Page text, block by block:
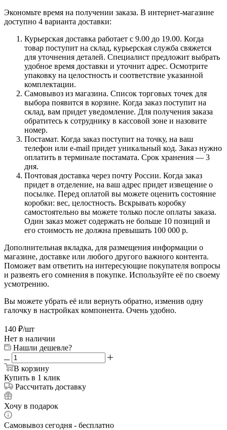
Экономьте время на получении заказа. В интернет-магазине
доступно 4 варианта доставки:
Курьерская доставка работает с 9.00 до 19.00. Когда
товар поступит на склад, курьерская служба свяжется
для уточнения деталей. Специалист предложит выбрать
удобное время доставки и уточнит адрес. Осмотрите
упаковку на целостность и соответствие указанной
комплектации.
Самовывоз из магазина. Список торговых точек для
выбора появится в корзине. Когда заказ поступит на
склад, вам придет уведомление. Для получения заказа
обратитесь к сотруднику в кассовой зоне и назовите
номер.
Постамат. Когда заказ поступит на точку, на ваш
телефон или e-mail придет уникальный код. Заказ нужно
оплатить в терминале постамата. Срок хранения — 3
дня.
Почтовая доставка через почту России. Когда заказ
придет в отделение, на ваш адрес придет извещение о
посылке. Перед оплатой вы можете оценить состояние
коробки: вес, целостность. Вскрывать коробку
самостоятельно вы можете только после оплаты заказа.
Один заказ может содержать не больше 10 позиций и
его стоимость не должна превышать 100 000 р.
Дополнительная вкладка, для размещения информации о
магазине, доставке или любого другого важного контента.
Поможет вам ответить на интересующие покупателя вопросы
и развеять его сомнения в покупке. Используйте её по своему
усмотрению.
Вы можете убрать её или вернуть обратно, изменив одну
галочку в настройках компонента. Очень удобно.
140 ₽/шт
Нет в наличии
Нашли дешевле?
В корзину
Купить в 1 клик
Рассчитать доставку
Хочу в подарок
Самовывоз сегодня - бесплатно